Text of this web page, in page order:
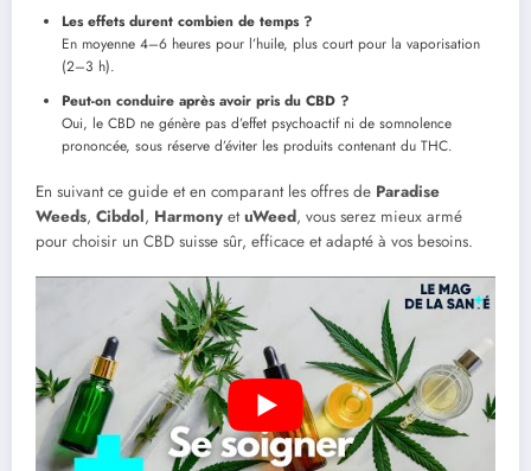
Les effets durent combien de temps ?
En moyenne 4–6 heures pour l’huile, plus court pour la vaporisation
(2–3 h).
Peut-on conduire après avoir pris du CBD ?
Oui, le CBD ne génère pas d’effet psychoactif ni de somnolence
prononcée, sous réserve d’éviter les produits contenant du THC.
En suivant ce guide et en comparant les offres de Paradise
Weeds, Cibdol, Harmony etuWeed, vous serez mieux armé
pour choisir un CBD suisse sûr, efficace et adapté à vos besoins.